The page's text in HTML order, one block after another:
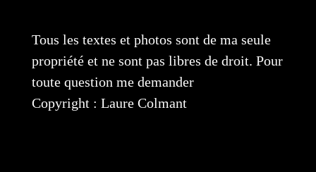
Tous les textes et photos sont de ma seule
propriété et ne sont pas libres de droit. Pour
toute question me demander
Copyright : Laure Colmant